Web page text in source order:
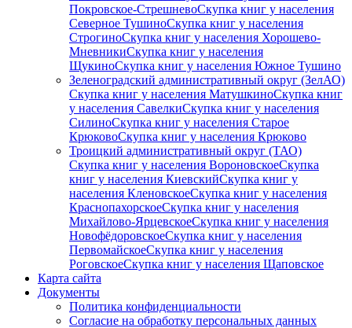
Покровское-СтрешневоСкупка книг у населения
Северное ТушиноСкупка книг у населения
СтрогиноСкупка книг у населения Хорошево-
МневникиСкупка книг у населения
ЩукиноСкупка книг у населения Южное Тушино
Зеленоградский административный округ (ЗелАО)
Скупка книг у населения МатушкиноСкупка книг
у населения СавелкиСкупка книг у населения
СилиноСкупка книг у населения Старое
КрюковоСкупка книг у населения Крюково
Троицкий административный округ (ТАО)
Скупка книг у населения ВороновскоеСкупка
книг у населения КиевскийСкупка книг у
населения КленовскоеСкупка книг у населения
КраснопахорскоеСкупка книг у населения
Михайлово-ЯрцевскоеСкупка книг у населения
НовофёдоровскоеСкупка книг у населения
ПервомайскоеСкупка книг у населения
РоговскоеСкупка книг у населения Щаповское
Карта сайта
Документы
Политика конфиденциальности
Согласие на обработку персональных данных